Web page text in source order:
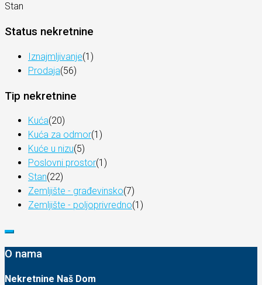
Stan
Status nekretnine
Iznajmljivanje(1)
Prodaja(56)
Tip nekretnine
Kuća(20)
Kuća za odmor(1)
Kuće u nizu(5)
Poslovni prostor(1)
Stan(22)
Zemljište - građevinsko(7)
Zemljište - poljoprivredno(1)
O nama
Nekretnine Naš Dom